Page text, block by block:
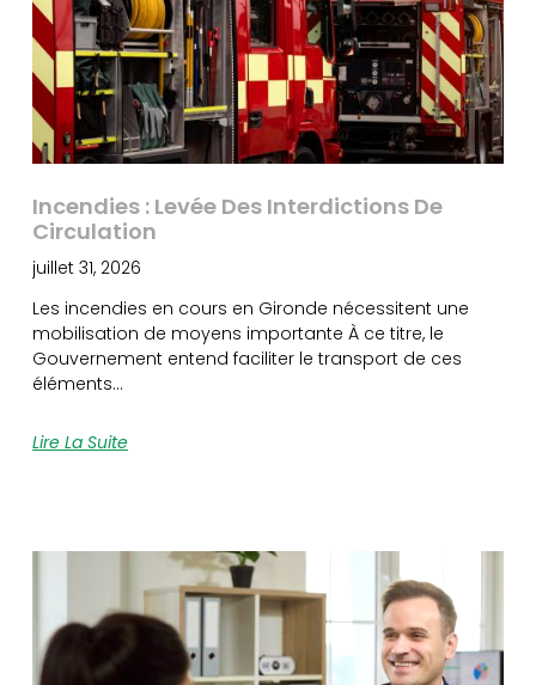
Incendies : Levée Des Interdictions De
Circulation
juillet 31, 2026
Les incendies en cours en Gironde nécessitent une
mobilisation de moyens importante À ce titre, le
Gouvernement entend faciliter le transport de ces
éléments…
Lire La Suite